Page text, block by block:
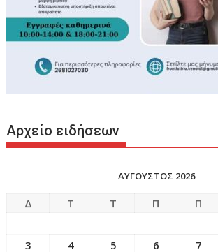
Αρχείο ειδήσεων
ΑΥΓΟΥΣΤΟΣ 2026
Δ Τ Τ Π Π
3
4 5 6 7